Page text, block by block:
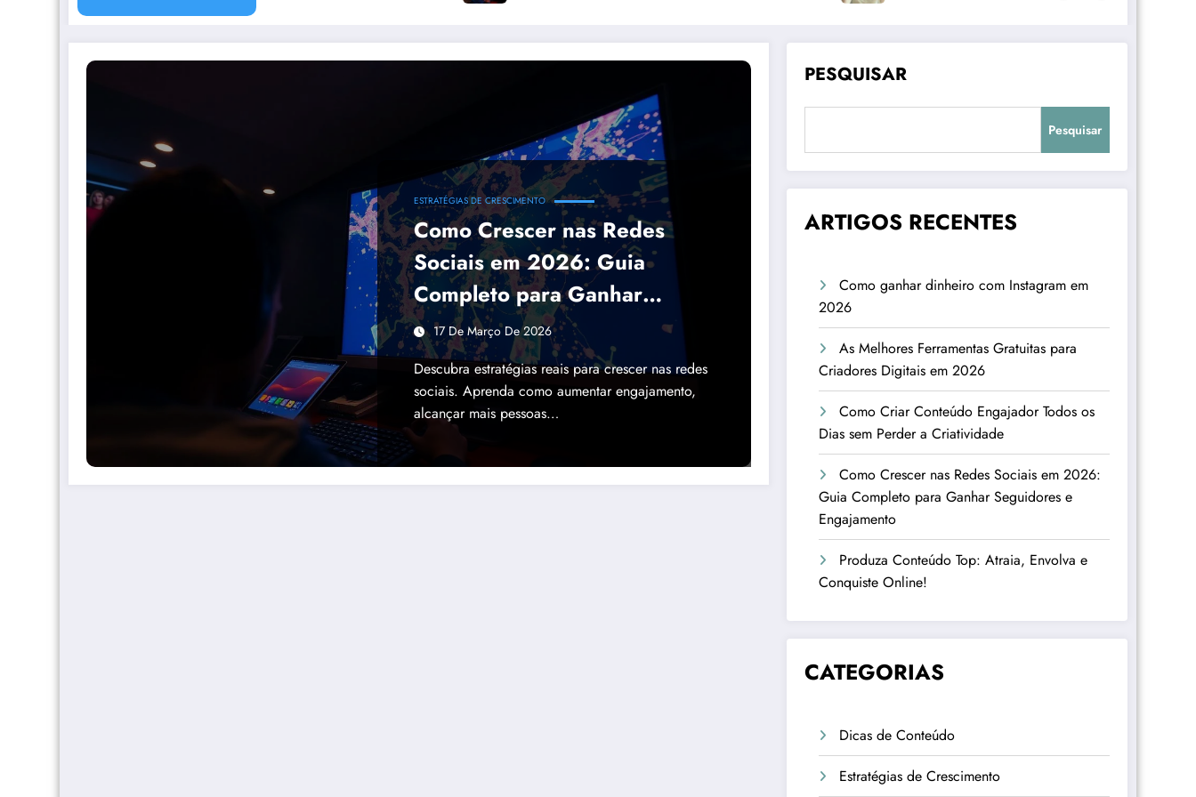
ESTRATÉGIAS DE CRESCIMENTO
Como Crescer nas Redes
Sociais em 2026: Guia
Completo para Ganhar
Seguidores e Engajamento
17 De Março De 2026
Descubra estratégias reais para crescer nas redes
sociais. Aprenda como aumentar engajamento,
alcançar mais pessoas…
PESQUISAR
Pesquisar
ARTIGOS RECENTES
Como ganhar dinheiro com Instagram em
2026
As Melhores Ferramentas Gratuitas para
Criadores Digitais em 2026
Como Criar Conteúdo Engajador Todos os
Dias sem Perder a Criatividade
Como Crescer nas Redes Sociais em 2026:
Guia Completo para Ganhar Seguidores e
Engajamento
Produza Conteúdo Top: Atraia, Envolva e
Conquiste Online!
CATEGORIAS
Dicas de Conteúdo
Estratégias de Crescimento